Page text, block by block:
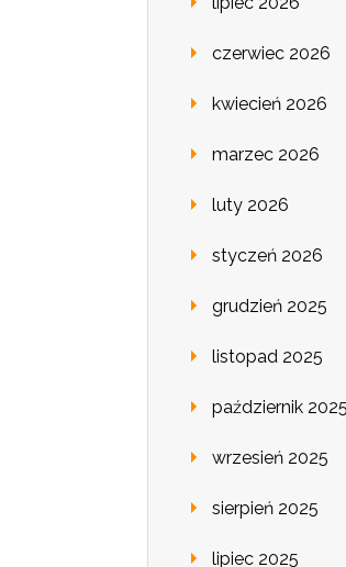
czerwiec 2026
kwiecień 2026
marzec 2026
luty 2026
styczeń 2026
grudzień 2025
listopad 2025
październik 2025
wrzesień 2025
sierpień 2025
lipiec 2025